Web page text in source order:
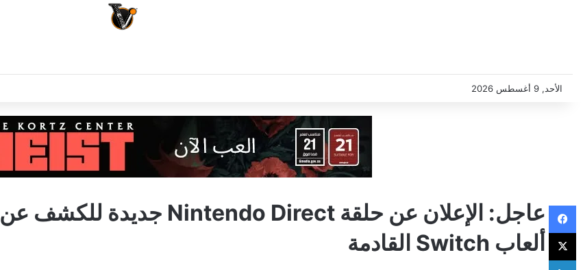
الأحد, 9 أغسطس 2026
عاجل: الإعلان عن حلقة Nintendo Direct جديدة للكشف عن
ألعاب Switch القادمة
فيسبوك
‫X
لينكدإن